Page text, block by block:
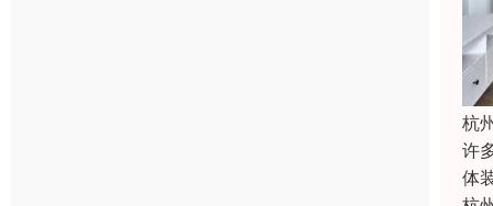
杭
许
体